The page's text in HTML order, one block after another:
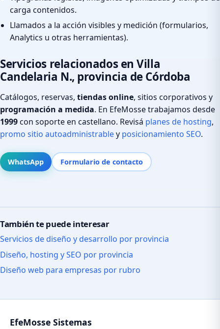
carga contenidos.
Llamados a la acción visibles y medición (formularios,
Analytics u otras herramientas).
Servicios relacionados en Villa
Candelaria N., provincia de Córdoba
Catálogos, reservas, tiendas online, sitios corporativos y
programación a medida. En EfeMosse trabajamos desde
1999con soporte en castellano. Revisá planes de hosting,
promo sitio autoadministrabley posicionamiento SEO.
WhatsApp Formulario de contacto
También te puede interesar
Servicios de diseño y desarrollo por provincia
Diseño, hosting y SEO por provincia
Diseño web para empresas por rubro
EfeMosse Sistemas